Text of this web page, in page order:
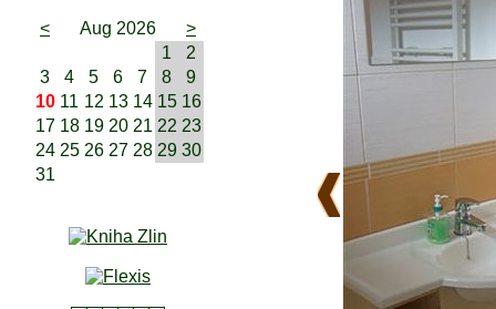
< Aug 2026
>
1
2
3
4 5 6 7 8
9
10 11 12 13 14 15 16
17 18 19 20 21 22 23
24 25 26 27 28 29 30
31